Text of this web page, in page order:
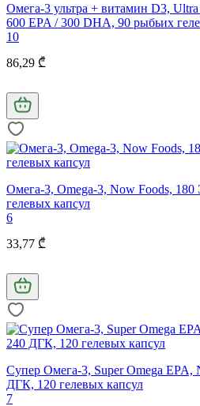
Омега-3 ультра + витамин D3,
600 EPA / 300 DHA, 90 рыбьих
10
86,29 ₾
Омега-3, Omega-3, Now Foods,
гелевых капсул
6
33,77 ₾
Супер Омега-3, Super Omega
ДГК, 120 гелевых капсул
7